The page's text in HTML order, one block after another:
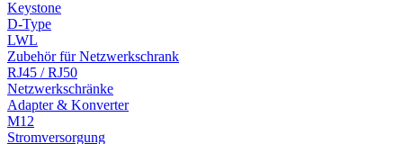
Keystone
D-Type
LWL
Zubehör für Netzwerkschrank
RJ45 / RJ50
Netzwerkschränke
Adapter & Konverter
M12
Stromversorgung